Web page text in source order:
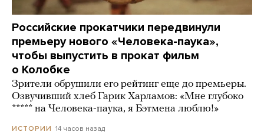
Российские прокатчики передвинули
премьеру нового «Человека-паука»,
чтобы выпустить в прокат фильм
о Колобке
Зрители обрушили его рейтинг еще до премьеры.
Озвучивший хлеб Гарик Харламов: «Мне глубоко
***** на Человека-паука, я Бэтмена люблю!»
ИСТОРИИ 14 часов назад